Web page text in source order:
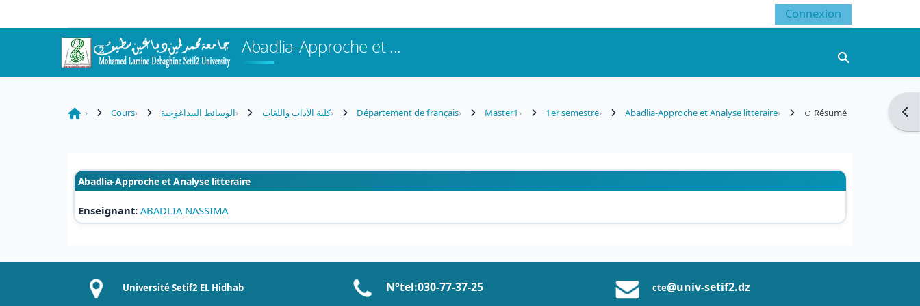
Connexion
Abadlia-Approche et ...
Cours الوسائط البيداغوجية كلية الآداب واللغات Département de français Master1 1er semestre Abadlia-Approche et Analyse litteraire Résumé
Abadlia-Approche et Analyse litteraire
Enseignant: ABADLIA NASSIMA
Université Setif2 EL Hidhab N°tel:030-77-37-25 cte@univ-setif2.dz